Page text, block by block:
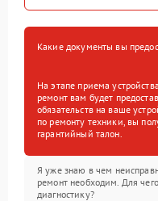
Какие документы вы
На этапе приема
ремонт вам будет
обязательств на ваше
по ремонту техники, вы
гарантийный талон.
Я уже знаю в чем
ремонт необходим. Для
диагностику?